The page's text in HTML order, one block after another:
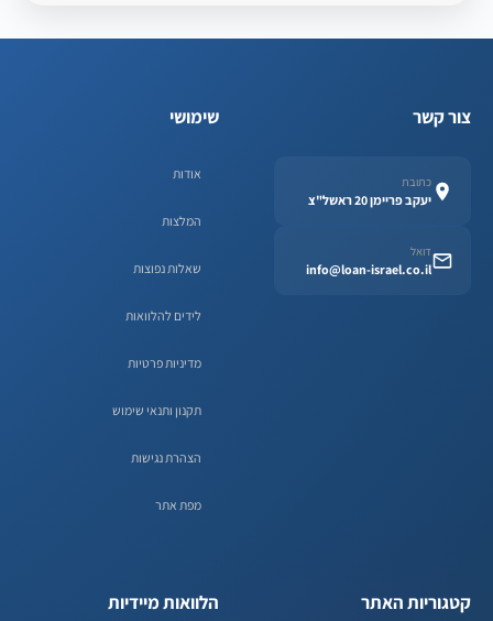
צור קשר
כתובת
יעקב פריימן 20 ראשל"צ
דואל
info@loan-israel.co.il
שימושי
אודות
המלצות
שאלות נפוצות
לידים להלוואות
מדיניות פרטיות
תקנון ותנאי שימוש
הצהרת נגישות
מפת אתר
קטגוריות האתר הלוואות מיידיות